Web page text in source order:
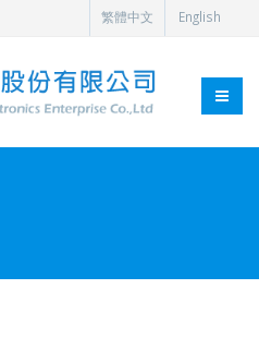
繁體中文 English